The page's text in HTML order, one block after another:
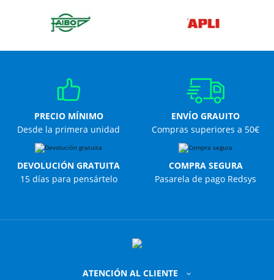
PRECIO MÍNIMO
Desde la primera unidad
ENVÍO GRAUITO
Compras superiores a 50€
DEVOLUCIÓN GRATUITA
15 días para pensártelo
COMPRA SEGURA
Pasarela de pago Redsys
ATENCIÓN AL CLIENTE